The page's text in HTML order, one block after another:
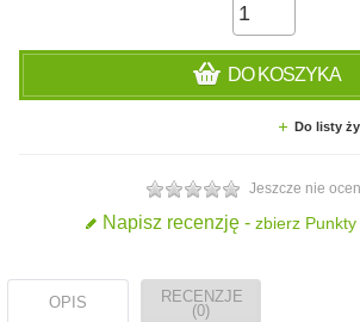
DO KOSZYKA
Do listy
Jeszcze nie
Napisz recenzję - zbierz
OPIS
RECENZJE
(0)